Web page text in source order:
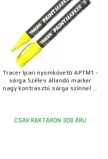
Tracer Ipari nyomkövető APTM1 -
sárga Széles állandó marker
nagy kontrasztú sárga színnel ...
CSAK RAKTÁRON 3DB ÁRU